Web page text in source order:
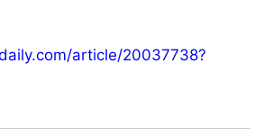
article/20037738?